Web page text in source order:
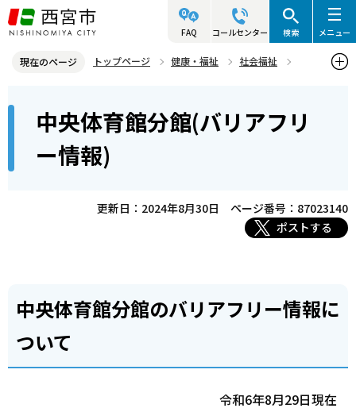
こ
の
ジ
頭
FAQ コールセンター 検索 メニュー
現在のページ トップページ 健康・福祉
社会福祉
スポーツ・文化施設
中央体育館分館(バリアフリー情報)
中央体育館分館(バリアフリ
ー情報)
更新日：2024年8月30日
ページ番号：87023140
ポストする
中央体育館分館のバリアフリー情報に
ついて
令和6年8月29日現在